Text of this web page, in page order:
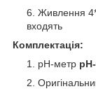
Живлення
входять
Комплектація:
pH-метр